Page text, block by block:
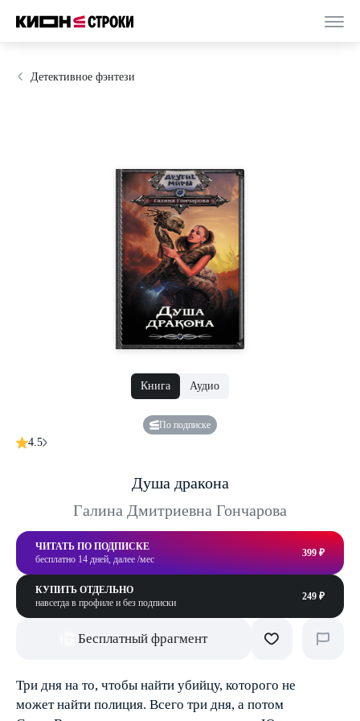
Детективное фэнтези
Книга Аудио
По подписке
4.5
Душа дракона
Галина Дмитриевна Гончарова
ЧИТАТЬ ПО ПОДПИСКЕ
бесплатно 14 дней, далее /мес
399 ₽
КУПИТЬ ОТДЕЛЬНО
навсегда в профиле и без подписки
249 ₽
Бесплатный фрагмент
Три дня на то, чтобы найти убийцу, которого не
может найти полиция. Всего три дня, а потом